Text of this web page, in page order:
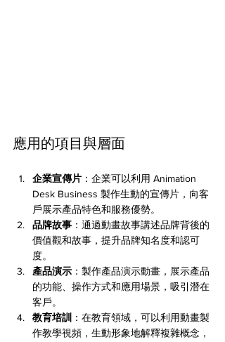
應用的項目與層面
企業宣傳片 ：企業可以利用 Animation
Desk Business 製作生動的宣傳片，向客
戶展示產品特色和服務優勢。
品牌故事 ：通過動畫故事講述品牌背後的
價值觀和故事，提升品牌知名度和認可
度。
產品演示 ：製作產品演示動畫，展示產品
的功能、操作方式和應用場景，吸引潛在
客戶。
教育培訓
：在教育領域，可以利用動畫製
作教學視頻，生動形象地解釋複雜概念，